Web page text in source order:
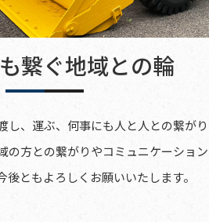
繋ぐ地域との輪
、運ぶ、何事にも人と人との繋が
方との繋がりやコミュニケーショ
後ともよろしくお願いいたします。